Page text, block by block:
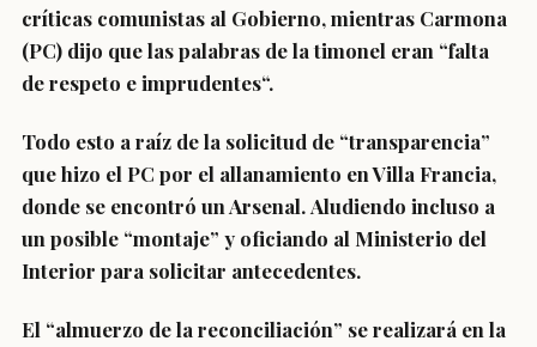
críticas comunistas al Gobierno, mientras Carmona
(PC) dijo que las palabras de la timonel eran “falta
de respeto e imprudentes“.
Todo esto a raíz de la solicitud de “transparencia”
que hizo el PC por el allanamiento en Villa Francia,
donde se encontró un Arsenal.Aludiendo incluso a
un posible “montaje” y oficiando al Ministerio del
Interior para solicitar antecedentes.
El “almuerzo de la reconciliación” se realizará en la